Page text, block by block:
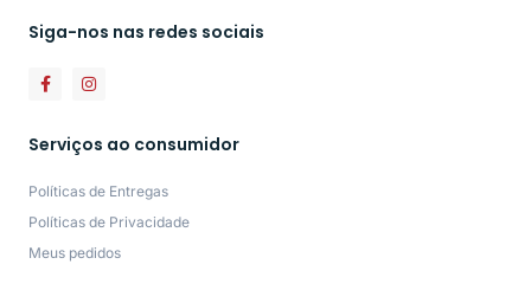
Siga-nos nas redes sociais
Serviços ao consumidor
Políticas de Entregas
Políticas de Privacidade
Meus pedidos